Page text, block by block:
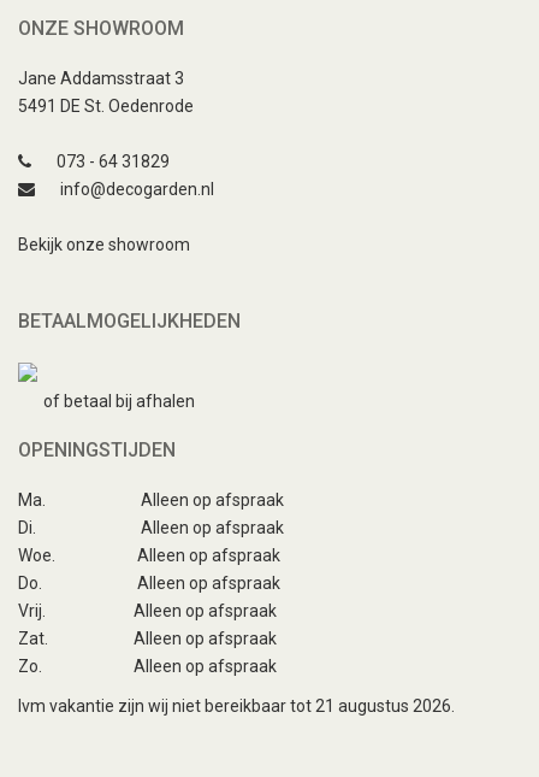
ONZE SHOWROOM
Jane Addamsstraat 3
5491 DE St. Oedenrode
073 - 64 31829
info@decogarden.nl
Bekijk onze showroom
BETAALMOGELIJKHEDEN
of betaal bij afhalen
OPENINGSTIJDEN
Ma.
Alleen op afspraak
Di.
Alleen op afspraak
Woe.
Alleen op afspraak
Do.
Alleen op afspraak
Vrij.
Alleen op afspraak
Zat.
Alleen op afspraak
Zo.
Alleen op afspraak
Ivm vakantie zijn wij niet bereikbaar tot 21 augustus 2026.